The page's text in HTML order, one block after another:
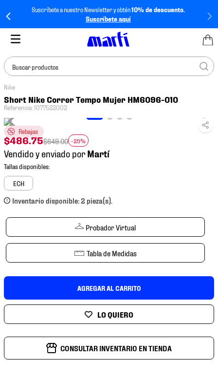
Suscríbete a nuestro Newsletter y obtén10% de descuento.
Suscríbete aquí
Buscar productos
Nike
Short Nike Correr Tempo Mujer HM6096-010
Referencia:1077522002
Rebajas
$486.75$649.00 -25%
Vendido y enviado por
ECH
Inventario disponible: 2 pieza(s).
Probador Virtual
Tabla de Medidas
AGREGAR AL CARRITO
CONSULTAR INVENTARIO EN TIENDA
TÉRMINOS MÁS
BUSCADOS
1.
2.
tenis hombre
3.
tenis
4.
tenis futbol
5.
mochila
6.
jersey
10. tenis nike